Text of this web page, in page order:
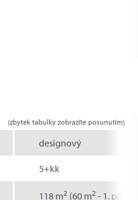
(zbytek tabulky zobrazíte posunutím)
designový
5+kk
118 m2 (60 m2 - 1. patro,